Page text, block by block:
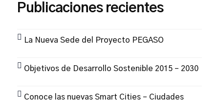
Publicaciones recientes
La Nueva Sede del Proyecto PEGASO
Objetivos de Desarrollo Sostenible 2015 – 2030
Conoce las nuevas Smart Cities – Ciudades